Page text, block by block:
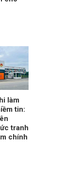
làm
tin:
tranh
chính